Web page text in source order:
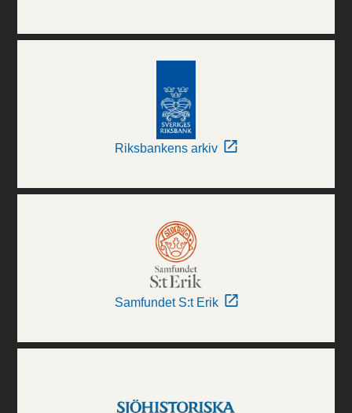
Riksbankens arkiv
Samfundet S:t Erik